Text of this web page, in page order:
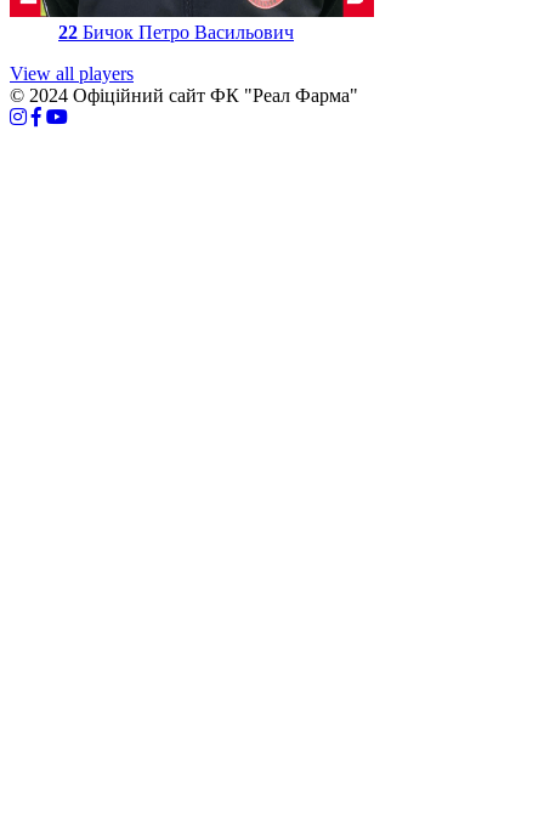
22 Бичок Петро Васильович
View all players
© 2024 Офіційний сайт ФК "Реал Фарма"